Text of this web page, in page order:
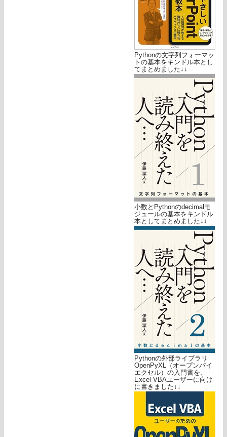
Pythonの文字列フォーマッ
トの基本をキンドル本とし
てまとめました↓↓
小数とPythonのdecimalモ
ジュールの基本をキンドル
本としてまとめました↓↓
Pythonの外部ライブラリ
OpenPyXL（オープンパイ
エクセル）の入門書を、
Excel VBAユーザーに向け
に書きました↓↓